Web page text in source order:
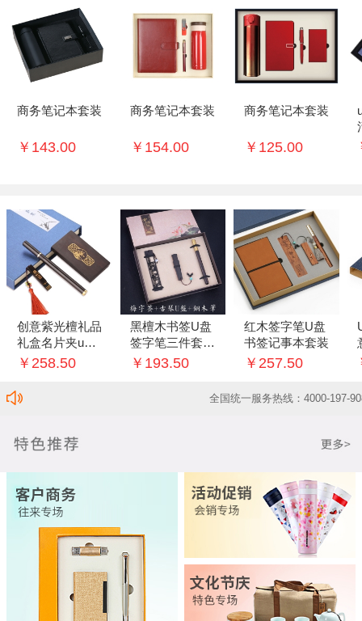
商务笔记本套装
￥143.00
商务笔记本套装
￥154.00
商务笔记本套装
￥125.00
创意紫光檀礼品
礼盒名片夹u盘
中性笔三件套套
￥258.50
黑檀木书签U盘
签字笔三件套创
意套装
￥193.50
红木签字笔U盘
书签记事本套装
￥257.50
全国统一服务热线：4000-197-908